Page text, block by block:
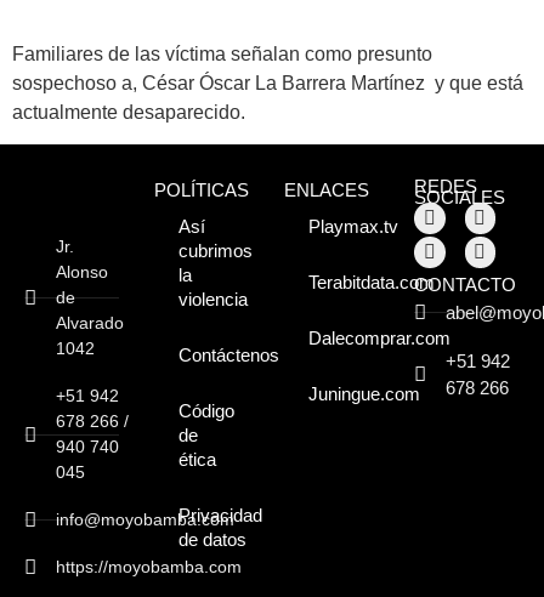
Atractivos
Moyobamba, está
lleno de atractivos
sorprendentes,
¡Descúbrelos!
Familiares de las víctima señalan como presunto
sospechoso a, César Óscar La Barrera Martínez y que está
actualmente desaparecido.
Jr.
Alonso
de
Alvarado
1042
+51 942
678 266 /
940 740
045
info@moyobamba.com
https://moyobamba.com
POLÍTICAS
Así
cubrimos
la
violencia
Contáctenos
Código
de
ética
Privacidad
de datos
ENLACES
Playmax.tv
Terabitdata.com
Dalecomprar.com
Juningue.com
REDES
SOCIALES
CONTACTO
+51 942
678 266